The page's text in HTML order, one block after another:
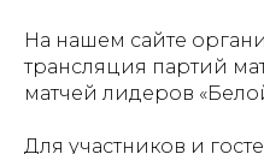
На нашем сайте
трансляция партий
матчей лидеров
Для участников и